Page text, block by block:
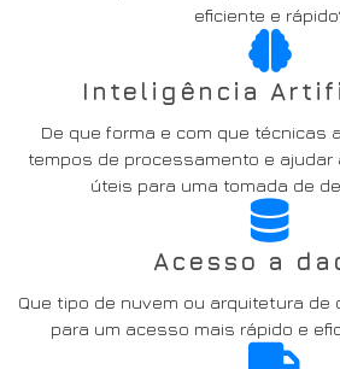
eficiente e
Inteligência
De que forma e com que técnicas
tempos de processamento e ajudar
úteis para uma tomada de
Acesso a
Que tipo de nuvem ou arquitetura de
para um acesso mais rápido e